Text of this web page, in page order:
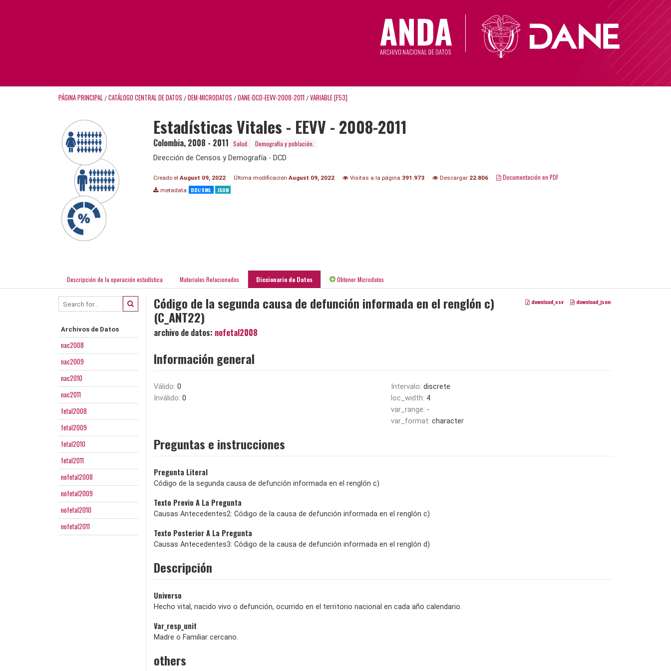
PÁGINA PRINCIPAL / CATÁLOGO CENTRAL DE DATOS / DEM-MICRODATOS / DANE-DCD-EEVV-2008-2011 / VARIABLE [F53]
Estadísticas Vitales - EEVV - 2008-2011
Colombia, 2008 - 2011 Salud.
Demografía y población.
Dirección de Censos y Demografía - DCD
Creado el August 09, 2022 Última modificación August 09, 2022 Visitas a la página 391.973 Descargar 22.806 Documentación en PDF
metadata DDI/XML JSON
Descripción de la operación estadística Materiales Relacionados Diccionario de Datos Obtener Microdatos
Archivos de Datos
nac2008
nac2009
nac2010
nac2011
fetal2008
fetal2009
fetal2010
fetal2011
nofetal2008
nofetal2009
nofetal2010
nofetal2011
download_csv download_json
Código de la segunda causa de defunción informada en el renglón c)
(C_ANT22)
archivo de datos: nofetal2008
Información general
Válido: 0
Inválido: 0
Intervalo: discrete
loc_width: 4
var_range: -
var_format: character
Preguntas e instrucciones
Pregunta Literal
Código de la segunda causa de defunción informada en el renglón c)
Texto Previo A La Pregunta
Causas Antecedentes2: Código de la causa de defunción informada en el renglón c)
Texto Posterior A La Pregunta
Causas Antecedentes3: Código de la causa de defunción informada en el renglón d)
Descripción
Universo
Hecho vital, nacido vivo o defunción, ocurrido en el territorio nacional en cada año calendario.
Var_resp_unit
Madre o Familiar cercano.
others